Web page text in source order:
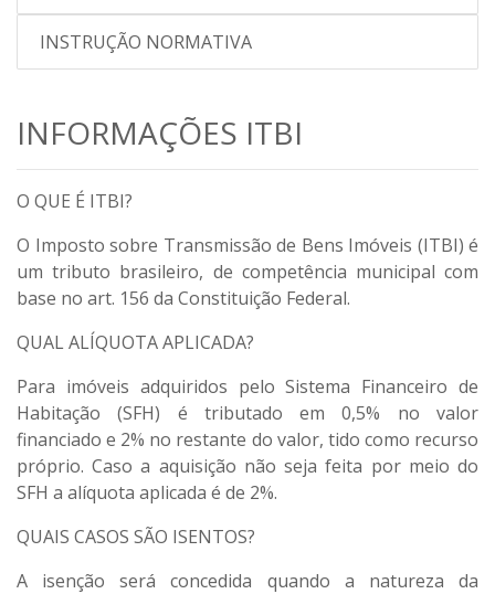
INSTRUÇÃO NORMATIVA
INFORMAÇÕES ITBI
O QUE É ITBI?
O Imposto sobre Transmissão de Bens Imóveis (ITBI) é
um tributo brasileiro, de competência municipal com
base no art. 156 da Constituição Federal.
QUAL ALÍQUOTA APLICADA?
Para imóveis adquiridos pelo Sistema Financeiro de
Habitação (SFH) é tributado em 0,5% no valor
financiado e 2% no restante do valor, tido como recurso
próprio. Caso a aquisição não seja feita por meio do
SFH a alíquota aplicada é de 2%.
QUAIS CASOS SÃO ISENTOS?
A isenção será concedida quando a natureza da